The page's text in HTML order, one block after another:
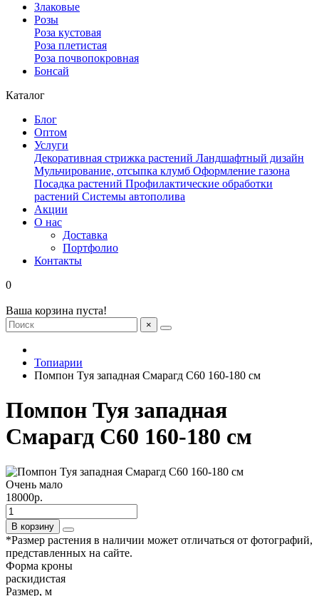
Злаковые
Розы
Роза кустовая
Роза плетистая
Роза почвопокровная
Бонсай
Каталог
Блог
Оптом
Услуги
Декоративная стрижка растений Ландшафтный дизайн
Мульчирование, отсыпка клумб Оформление газона
Посадка растений Профилактические обработки
растений Системы автополива
Акции
О нас
Доставка
Портфолио
Контакты
0
Ваша корзина пуста!
×
Топиарии
Помпон Туя западная Смарагд С60 160-180 см
Помпон Туя западная
Смарагд С60 160-180 см
Очень мало
18000р.
В корзину
*Размер растения в наличии может отличаться от фотографий,
представленных на сайте.
Форма кроны
раскидистая
Размер, м